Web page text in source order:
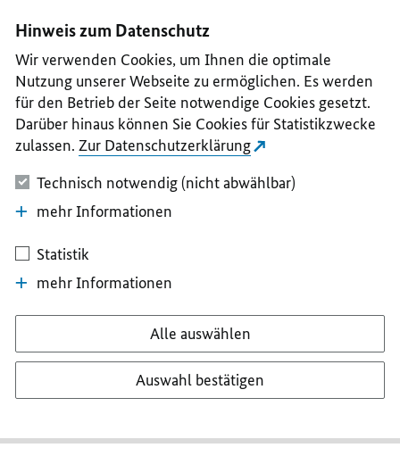
II
III
IV
V
Hinweis zum Datenschutz
Wir verwenden Cookies, um Ihnen die optimale
Nutzung unserer Webseite zu ermöglichen. Es werden
für den Betrieb der Seite notwendige Cookies gesetzt.
Darüber hinaus können Sie Cookies für Statistikzwecke
zulassen. Zur Datenschutzerklärung
Technisch notwendig (nicht abwählbar)
mehr Informationen
Statistik
mehr Informationen
Alle auswählen
Auswahl bestätigen